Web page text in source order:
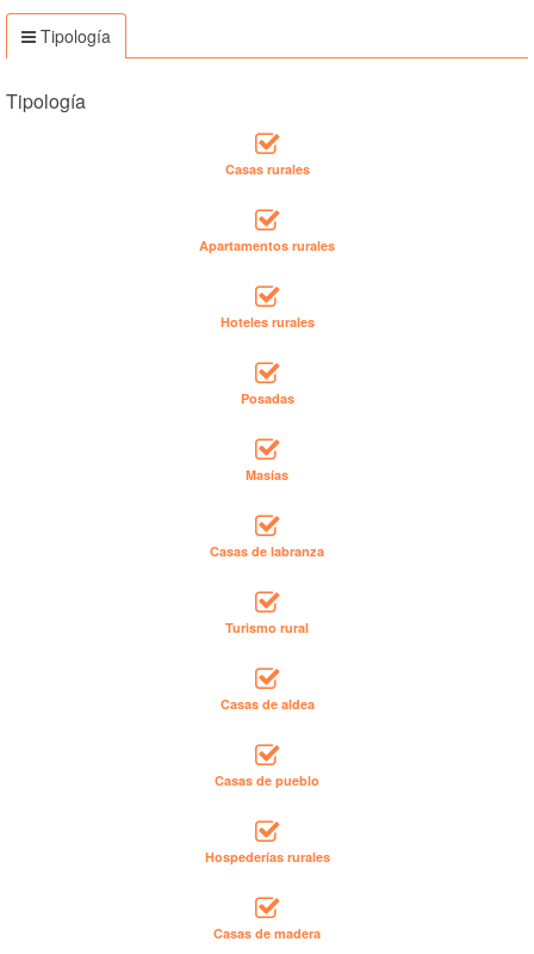
Tipología
Tipología
Casas rurales
Apartamentos rurales
Hoteles rurales
Posadas
Masías
Casas de labranza
Turismo rural
Casas de aldea
Casas de pueblo
Hospederías rurales
Casas de madera